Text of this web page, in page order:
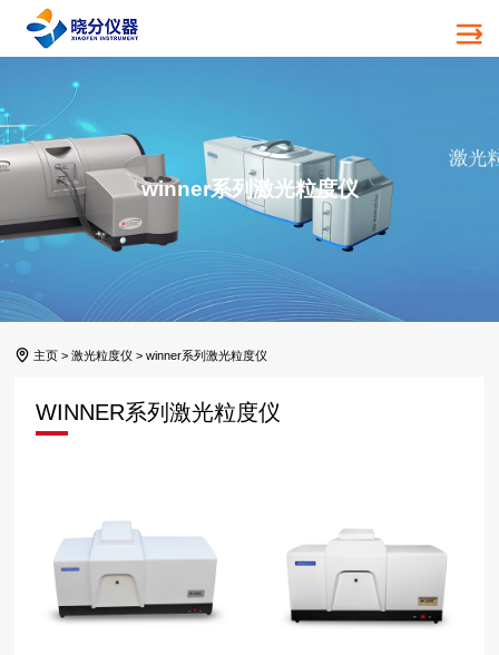
winner系列激光粒度仪
主页 >激光粒度仪 >winner系列激光粒度仪
WINNER系列激光粒度仪